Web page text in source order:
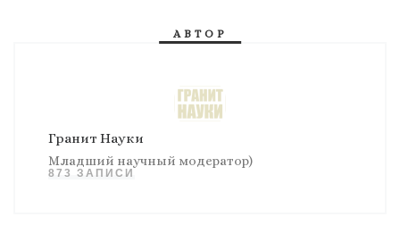
АВТОР
Гранит Науки
Младший научный модератор)
873 ЗАПИСИ